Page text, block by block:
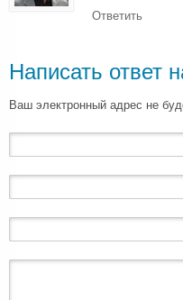
Ответить
Написать ответ
Ваш электронный адрес не